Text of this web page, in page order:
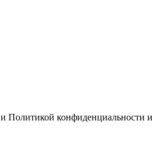
Политикой конфиденциальности